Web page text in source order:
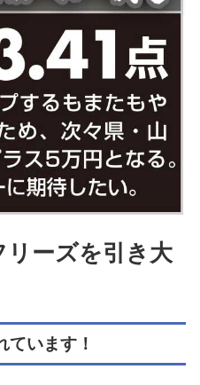
ーズを引き大
ています！